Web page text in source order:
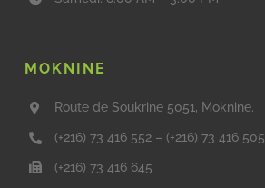
MOKNINE
Route de Soukrine 5051, Moknine.
(+216) 73 416 552 – (+216) 73 416 505
(+216) 73 416 645